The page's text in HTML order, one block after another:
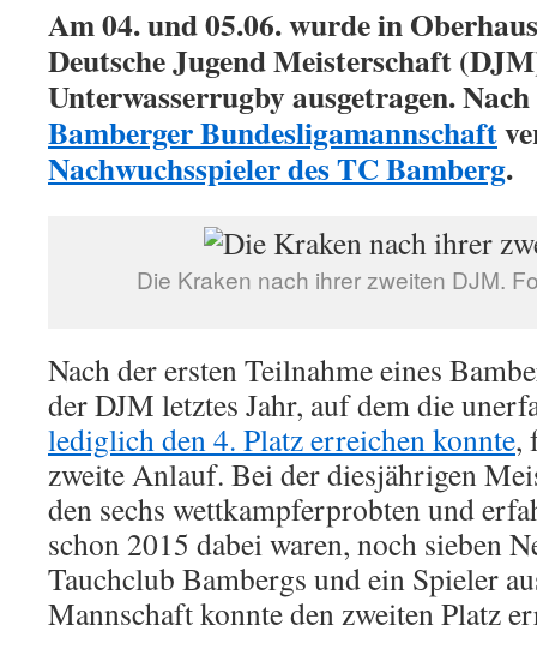
Am 04. und 05.06. wurde in
Deutsche Jugend Meisterschaft
Unterwasserrugby ausgetragen.
Bamberger Bundesligamannschaft
Nachwuchsspieler des TC Bamberg.
Die Kraken nach ihrer zweiten DJM.
Nach der ersten Teilnahme eines
der DJM letztes Jahr, auf dem die
lediglich den 4. Platz erreichen konnte,
zweite Anlauf. Bei der diesjährigen
den sechs wettkampferprobten und
schon 2015 dabei waren, noch sieben
Tauchclub Bambergs und ein Spieler
Mannschaft konnte den zweiten Platz